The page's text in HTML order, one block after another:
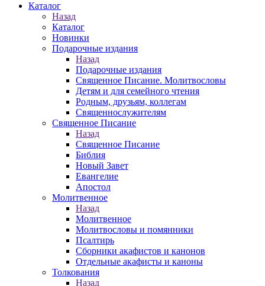
Каталог
Назад
Каталог
Новинки
Подарочные издания
Назад
Подарочные издания
Священное Писание. Молитвословы
Детям и для семейного чтения
Родным, друзьям, коллегам
Священнослужителям
Священное Писание
Назад
Священное Писание
Библия
Новый Завет
Евангелие
Апостол
Молитвенное
Назад
Молитвенное
Молитвословы и помянники
Псалтирь
Сборники акафистов и канонов
Отдельные акафисты и каноны
Толкования
Назад